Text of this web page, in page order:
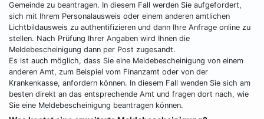
Gemeinde zu beantragen. In diesem Fall werden Sie aufgefordert,
sich mit Ihrem Personalausweis oder einem anderen amtlichen
Lichtbildausweis zu authentifizieren und dann Ihre Anfrage online zu
stellen. Nach Prüfung Ihrer Angaben wird Ihnen die
Meldebescheinigung dann per Post zugesandt.
Es ist auch möglich, dass Sie eine Meldebescheinigung von einem
anderen Amt, zum Beispiel vom Finanzamt oder von der
Krankenkasse, anfordern können. In diesem Fall wenden Sie sich am
besten direkt an das entsprechende Amt und fragen dort nach, wie
Sie eine Meldebescheinigung beantragen können.